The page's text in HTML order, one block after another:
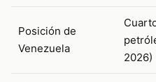
Posición de
Venezuela
2026)